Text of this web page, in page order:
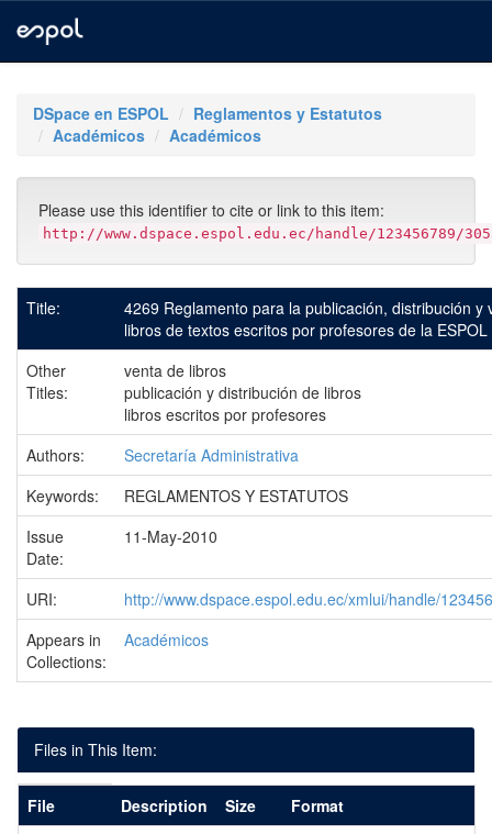
navigationDSpace en ESPOL
Reglamentos y Estatutos
Académicos
Académicos
Please use this identifier to cite or link to this item:
http://www.dspace.espol.edu.ec/handle/123456789/
Title:
4269 Reglamento para la publicación, distribución y
libros de textos escritos por profesores de la ESPOL
Other
Titles:
venta de libros
publicación y distribución de libros
libros escritos por profesores
Authors:
Secretaría Administrativa
Keywords:
REGLAMENTOS Y ESTATUTOS
Issue
Date:
11-May-2010
URI:
http://www.dspace.espol.edu.ec/xmlui/handle/
Appears in
Collections:
Académicos
Files in This Item:
File Description Size
Format